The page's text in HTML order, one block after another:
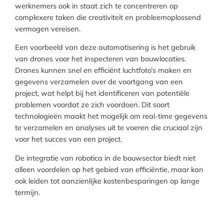
werknemers ook in staat zich te concentreren op
complexere taken die creativiteit en probleemoplossend
vermogen vereisen.
Een voorbeeld van deze automatisering is het gebruik
van drones voor het inspecteren van bouwlocaties.
Drones kunnen snel en efficiënt luchtfoto’s maken en
gegevens verzamelen over de voortgang van een
project, wat helpt bij het identificeren van potentiële
problemen voordat ze zich voordoen. Dit soort
technologieën maakt het mogelijk om real-time gegevens
te verzamelen en analyses uit te voeren die cruciaal zijn
voor het succes van een project.
De integratie van robotica in de bouwsector biedt niet
alleen voordelen op het gebied van efficiëntie, maar kan
ook leiden tot aanzienlijke kostenbesparingen op lange
termijn.